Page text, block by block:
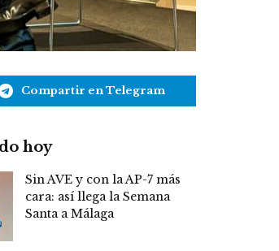
Compartir en Telegram
hoy
Sin AVE y con la AP-7 más
cara: así llega la Semana
Santa a Málaga